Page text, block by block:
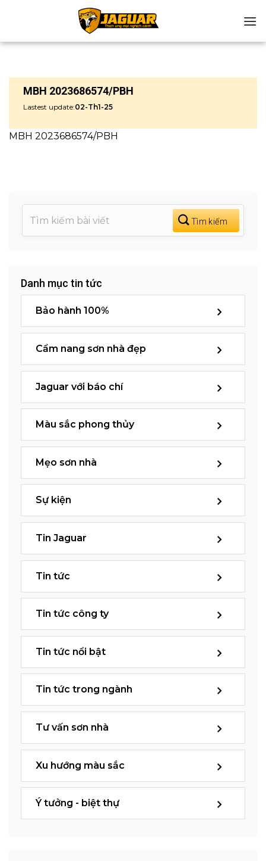
MBH 2023686574/PBH
Lastest update:02-Th1-25
MBH 2023686574/PBH
Danh mục tin tức
Bảo hành 100%
Cẩm nang sơn nhà đẹp
Jaguar với báo chí
Màu sắc phong thủy
Mẹo sơn nhà
Sự kiện
Tin Jaguar
Tin tức
Tin tức công ty
Tin tức nổi bật
Tin tức trong ngành
Tư vấn sơn nhà
Xu hướng màu sắc
Ý tưởng - biệt thự